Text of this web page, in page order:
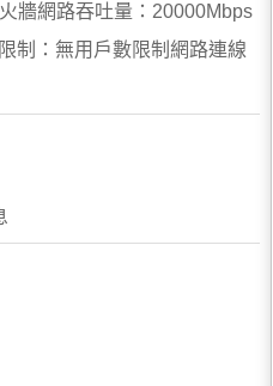
牆網路吞吐量：20000Mbps
制：無用戶數限制網路連線